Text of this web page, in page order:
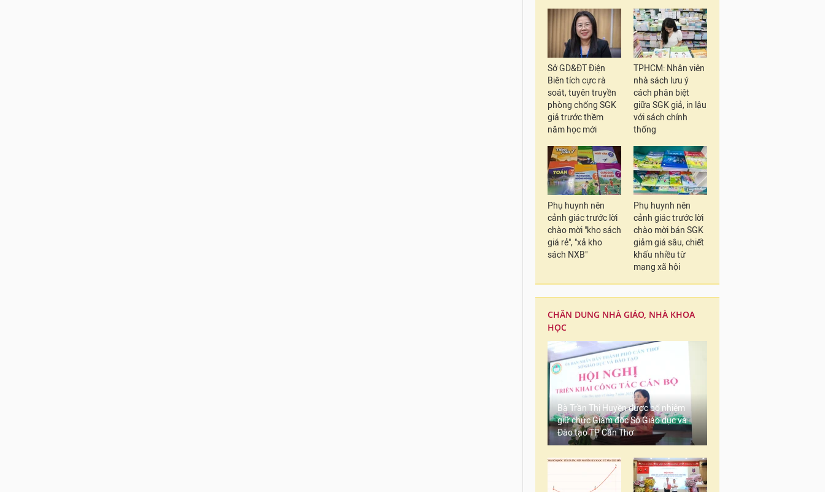
Sở GD&ĐT Điện
Biên tích cực rà
soát, tuyên truyền
phòng chống SGK
giả trước thềm
năm học mới
TPHCM: Nhân viên
nhà sách lưu ý
cách phân biệt
giữa SGK giả, in lậu
với sách chính
thống
Phụ huynh nên
cảnh giác trước lời
chào mời "kho sách
giá rẻ", "xả kho
sách NXB"
Phụ huynh nên
cảnh giác trước lời
chào mời bán SGK
giảm giá sâu, chiết
khấu nhiều từ
mạng xã hội
CHÂN DUNG NHÀ GIÁO, NHÀ KHOA
HỌC
Bà Trần Thị Huyền được bổ nhiệm
giữ chức Giám đốc Sở Giáo dục và
Đào tạo TP Cần Thơ